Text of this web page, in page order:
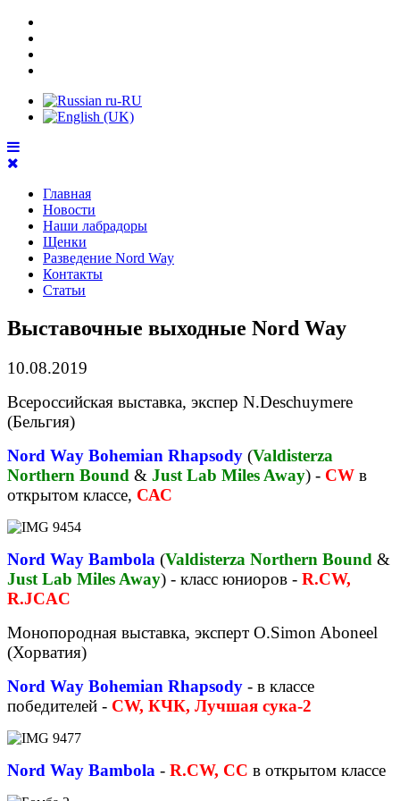
Главная
Новости
Наши лабрадоры
Щенки
Разведение Nord Way
Контакты
Статьи
Выставочные выходные Nord Way
10.08.2019
Всероссийская выставка, экспер N.Deschuymere
(Бельгия)
Nord Way Bohemian Rhapsody (Valdisterza
Northern Bound & Just Lab Miles Away) - CW в
открытом классе, САС
Nord Way Bambola (Valdisterza Northern Bound &
Just Lab Miles Away) - класс юниоров - R.CW,
R.JCAC
Монопородная выставка, эксперт O.Simon Aboneel
(Хорватия)
Nord Way Bohemian Rhapsody - в классе
победителей - CW, КЧК, Лучшая сука-2
Nord Way Bambola - R.CW, CC в открытом классе